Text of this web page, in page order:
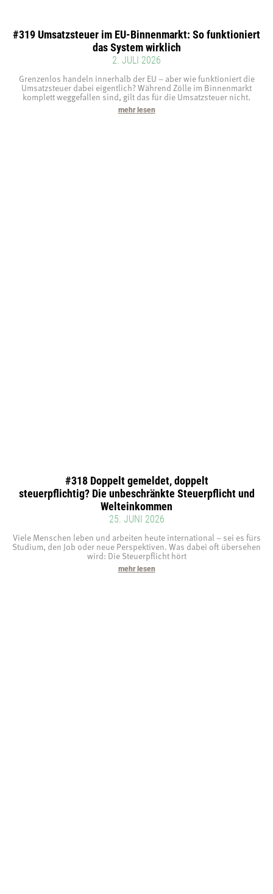
#319 Umsatzsteuer im EU-Binnenmarkt: So funktioniert
das System wirklich
2. JULI 2026
Grenzenlos handeln innerhalb der EU – aber wie funktioniert die
Umsatzsteuer dabei eigentlich? Während Zölle im Binnenmarkt
komplett weggefallen sind, gilt das für die Umsatzsteuer nicht.
mehr lesen
#318 Doppelt gemeldet, doppelt
steuerpflichtig? Die unbeschränkte Steuerpflicht und
Welteinkommen
25. JUNI 2026
Viele Menschen leben und arbeiten heute international – sei es fürs
Studium, den Job oder neue Perspektiven. Was dabei oft übersehen
wird: Die Steuerpflicht hört
mehr lesen